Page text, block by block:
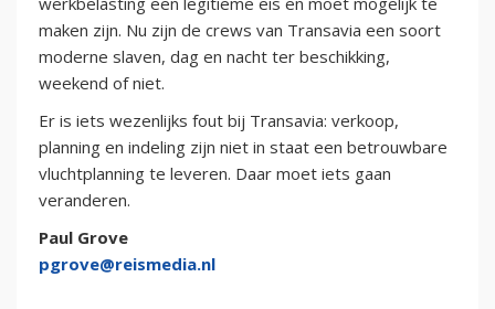
maken zijn. Nu zijn de crews van Transavia een soort
moderne slaven, dag en nacht ter beschikking,
weekend of niet.
Er is iets wezenlijks fout bij Transavia: verkoop,
planning en indeling zijn niet in staat een betrouwbare
vluchtplanning te leveren. Daar moet iets gaan
veranderen.
Paul Grove
pgrove@reismedia.nl